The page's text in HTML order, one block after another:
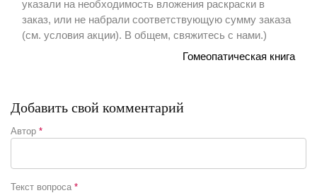
указали на необходимость вложения раскраски в
заказ, или не набрали соответствующую сумму заказа
(см. условия акции). В общем, свяжитесь с нами.)
Гомеопатическая книга
Добавить свой комментарий
Автор *
Текст вопроса *